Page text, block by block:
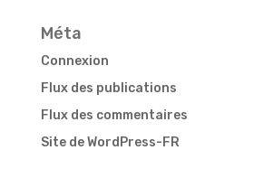
Méta
Connexion
Flux des publications
Flux des commentaires
Site de WordPress-FR